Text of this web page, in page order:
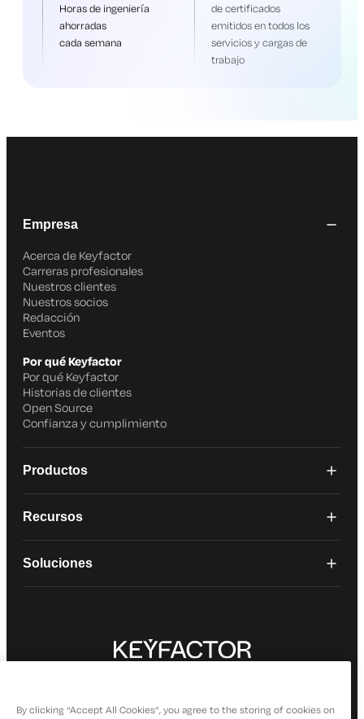
Horas de ingeniería
ahorradas
cada semana
de certificados
emitidos en todos los
servicios y cargas de
trabajo
Empresa
Acerca de Keyfactor
Carreras profesionales
Nuestros clientes
Nuestros socios
Redacción
Eventos
Por qué Keyfactor
Por qué Keyfactor
Historias de clientes
Open Source
Confianza y cumplimiento
Productos
Recursos
Soluciones
© 2026 Keyfactor. Todos los derechos reservados.
By clicking “Accept All Cookies”, you agree to the storing of cookies on